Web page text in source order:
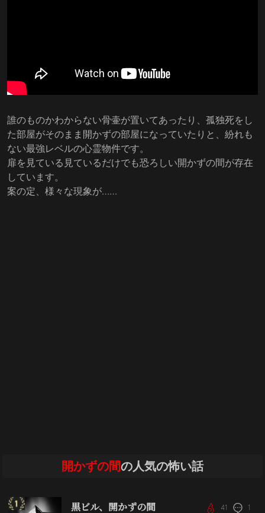
誰のものかわからない骨壷が置いてあったり、孤独死をし
た部屋がそのまま開かずの部屋になっていたりと、紛れも
ない最強レベルの心霊物件です。
扉を見ている見ているだけでも恐ろしい開かずの間が存在
しています。
案の定、様々な現象が……
開かずの間の人気の怖い話
黒ビル、開かずの間 41 1